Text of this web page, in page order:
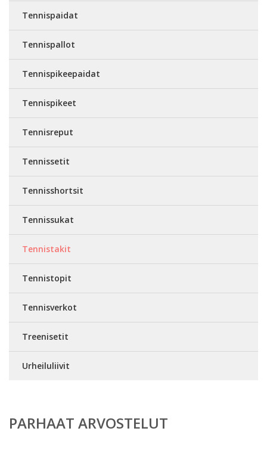
Tennispaidat
Tennispallot
Tennispikeepaidat
Tennispikeet
Tennisreput
Tennissetit
Tennisshortsit
Tennissukat
Tennistakit
Tennistopit
Tennisverkot
Treenisetit
Urheiluliivit
PARHAAT ARVOSTELUT